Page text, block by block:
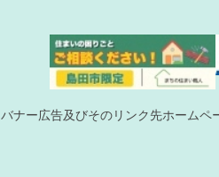
バナー広告及びそのリンク先ホームペ